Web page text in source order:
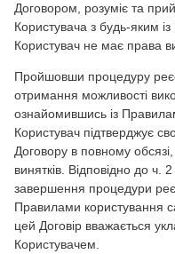
Договором, розуміє та
Користувача з будь-яким
Користувач не має права
Пройшовши процедуру
отримання можливості
ознайомившись із
Користувач підтверджує
Договору в повному
винятків. Відповідно до ч.
завершення процедури
Правилами користування
цей Договір вважається
Користувачем.